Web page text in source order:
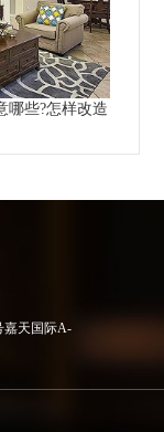
哪些?怎样改造
嘉天国际A-